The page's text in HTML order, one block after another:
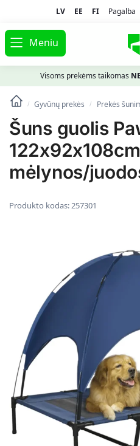
LV EE FI Pagalba
Meniu
Visoms prekėms taikomas
/ Gyvūnų prekės / Prekės
Šuns guolis
mėlynos/
Produkto kodas:257301